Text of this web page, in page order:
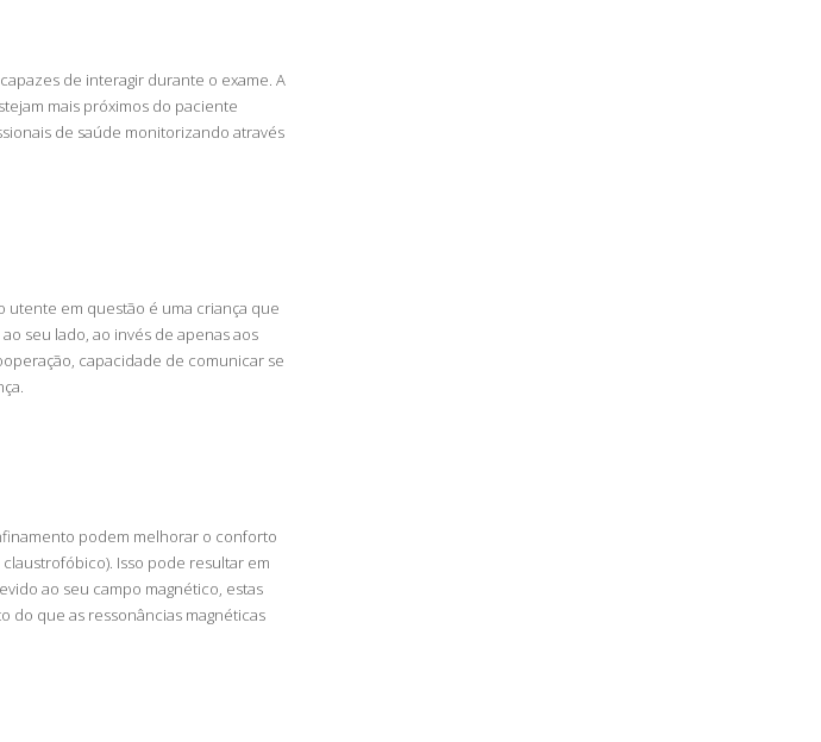
de interagir durante o exame. A
mais próximos do paciente
de saúde monitorizando através
em questão é uma criança que
seu lado, ao invés de apenas aos
capacidade de comunicar se
podem melhorar o conforto
Isso pode resultar em
ao seu campo magnético, estas
do que as ressonâncias magnéticas